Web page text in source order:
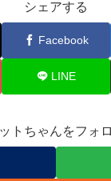
シェアする
Facebook
LINE
トちゃんをフォ